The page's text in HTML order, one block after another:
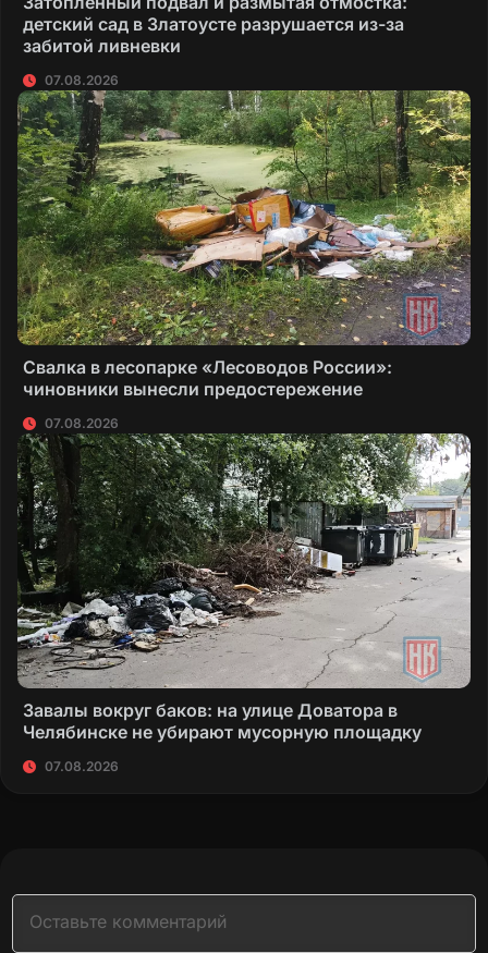
детский сад в Златоусте разрушается из-за
забитой ливневки
07.08.2026
Свалка в лесопарке «Лесоводов России»:
чиновники вынесли предостережение
07.08.2026
Завалы вокруг баков: на улице Доватора в
Челябинске не убирают мусорную площадку
07.08.2026